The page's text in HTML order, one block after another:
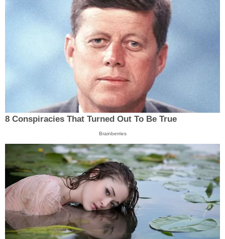
8 Conspiracies That Turned Out To Be True
Brainberries